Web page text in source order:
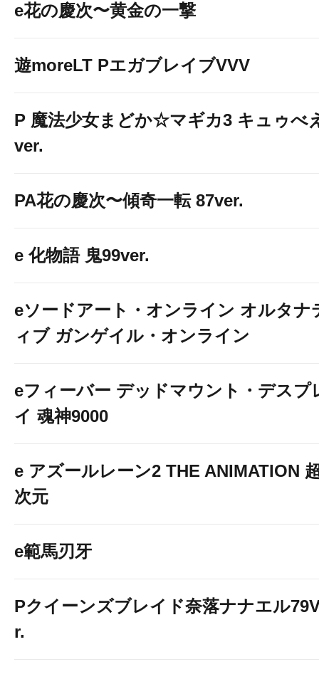
e花の慶次〜黄金の一撃
遊moreLT PエガブレイブVVV
P 魔法少女まどか☆マギカ3 キュゥべ
ver.
PA花の慶次〜傾奇一転 87ver.
e 化物語 鬼99ver.
eソードアート・オンライン オルタナ
ィブ ガンゲイル・オンライン
eフィーバー デッドマウント・デスプ
イ 魂神9000
e アズールレーン2 THE ANIMATION
次元
e範馬刃牙
Pクイーンズブレイド奈落ナナエル
r.